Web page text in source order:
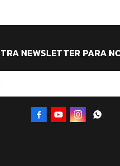
NEWSLETTER PARA
   